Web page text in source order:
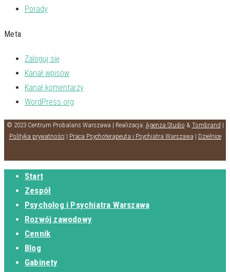
Porady
Meta
Zaloguj się
Kanał wpisów
Kanał komentarzy
WordPress.org
© 2023 Centrum Probalans Warszawa | Realizacja: Agenza Studio & Tombrand |
Polityka prywatności | Praca Psychoterapeuta i Psychiatra Warszawa | Dzielnice
Start
Zespół
Psycholog i Psychiatra Warszawa
Rozwój zawodowy
Cennik
Blog
Gabinety